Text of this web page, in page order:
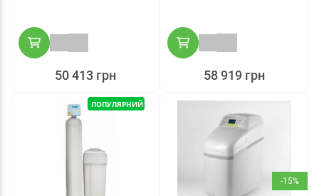
50 413 грн 58 919 грн
ПОПУЛЯРНИЙ
-15%